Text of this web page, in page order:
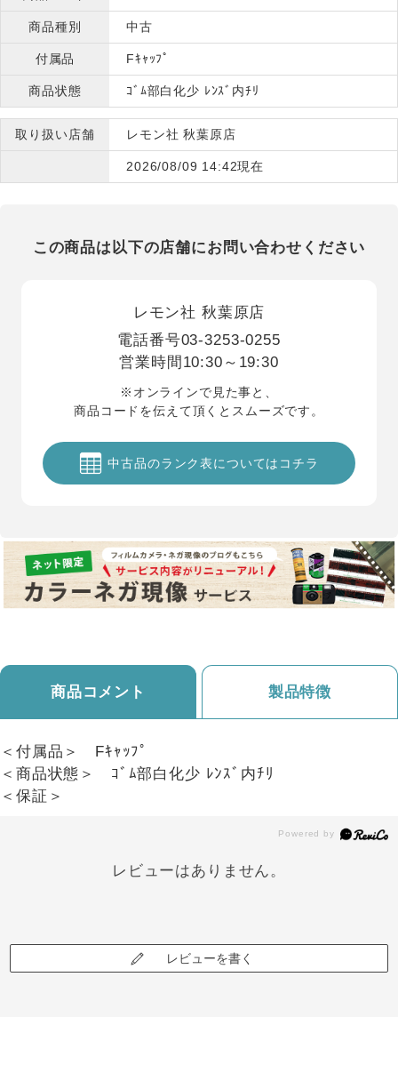
商品種別 中古
付属品 Fｷｬｯﾌﾟ
商品状態 ｺﾞﾑ部白化少 ﾚﾝｽﾞ内ﾁﾘ
取り扱い店舗 レモン社 秋葉原店
2026/08/09 14:42現在
この商品は以下の店舗にお問い合わせください
レモン社 秋葉原店
電話番号03-3253-0255
営業時間 10:30～19:30
※オンラインで見た事と、
商品コードを伝えて頂くとスムーズです。
中古品のランク表についてはコチラ
商品コメント 製品特徴
＜付属品＞ Fｷｬｯﾌﾟ
＜商品状態＞ ｺﾞﾑ部白化少 ﾚﾝｽﾞ内ﾁﾘ
＜保証＞
レビューはありません。
レビューを書く